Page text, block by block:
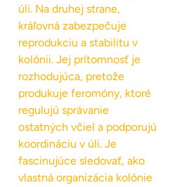
úli. Na druhej strane,
kráľovná zabezpečuje
reprodukciu a stabilitu v
kolónii. Jej prítomnosť je
rozhodujúca, pretože
produkuje feromóny, ktoré
regulujú správanie
ostatných včiel a podporujú
koordináciu v úli. Je
fascinujúce sledovať, ako
vlastná organizácia kolónie